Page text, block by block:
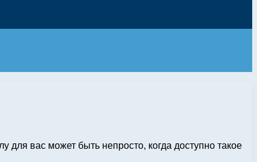
вас может быть непросто, когда доступно такое